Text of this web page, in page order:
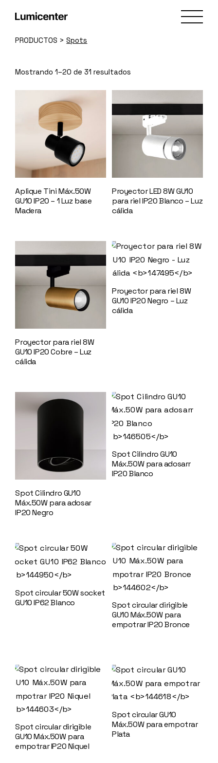
PRODUCTOS >Spots
Mostrando 1–20 de 31 resultados
Aplique Tini Máx.50W
GU10 IP20 – 1 Luz base
Madera
Proyector LED 8W GU10
para riel IP20 Blanco – Luz
cálida
Proyector para riel 8W
GU10 IP20 Cobre – Luz
cálida
Proyector para riel 8W
GU10 IP20 Negro – Luz
cálida
Spot Cilindro GU10
Máx.50W para adosar
IP20 Negro
Spot Cilindro GU10
Máx.50W para adosarr
IP20 Blanco
Spot circular 50W socket
GU10 IP62 Blanco
Spot circular dirigible
GU10 Máx.50W para
empotrar IP20 Bronce
Spot circular dirigible
GU10 Máx.50W para
empotrar IP20 Niquel
Spot circular GU10
Máx.50W para empotrar
Plata